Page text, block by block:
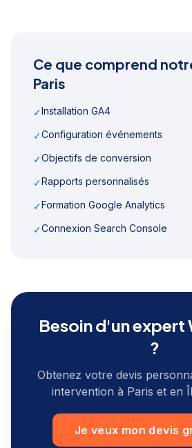
Ce que comprend
Paris
✓Installation GA4
✓Configuration événements
✓Objectifs de conversion
✓Rapports personnalisés
✓Formation Google Analytics
✓Connexion Search Console
Besoin d'un expert
?
Obtenez votre devis
intervention à Paris et en
Je veux mon devis